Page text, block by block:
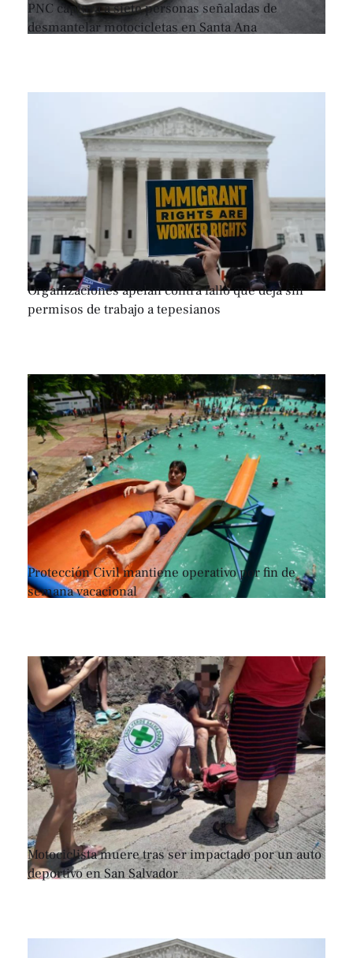
PNC captura a siete personas señaladas de
desmantelar motocicletas en Santa Ana
Organizaciones apelan contra fallo que deja sin
permisos de trabajo a tepesianos
Protección Civil mantiene operativo por fin de
semana vacacional
Motociclista muere tras ser impactado por un auto
deportivo en San Salvador